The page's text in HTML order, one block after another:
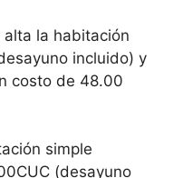
la habitación
incluido) y
costo de 48.00
simple
(desayuno